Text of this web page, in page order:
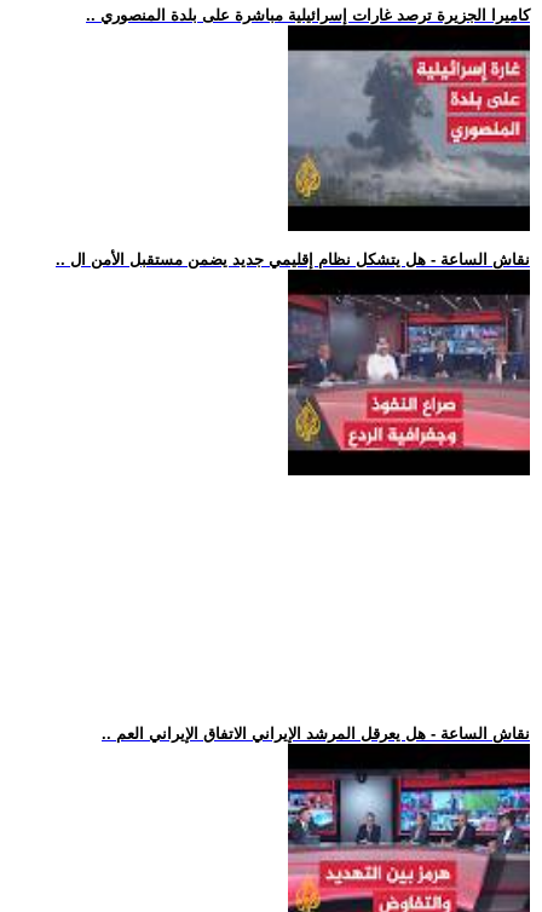
.. كاميرا الجزيرة ترصد غارات إسرائيلية مباشرة على بلدة المنصوري
.. نقاش الساعة - هل يتشكل نظام إقليمي جديد يضمن مستقبل الأمن ال
.. نقاش الساعة - هل يعرقل المرشد الإيراني الاتفاق الإيراني العم